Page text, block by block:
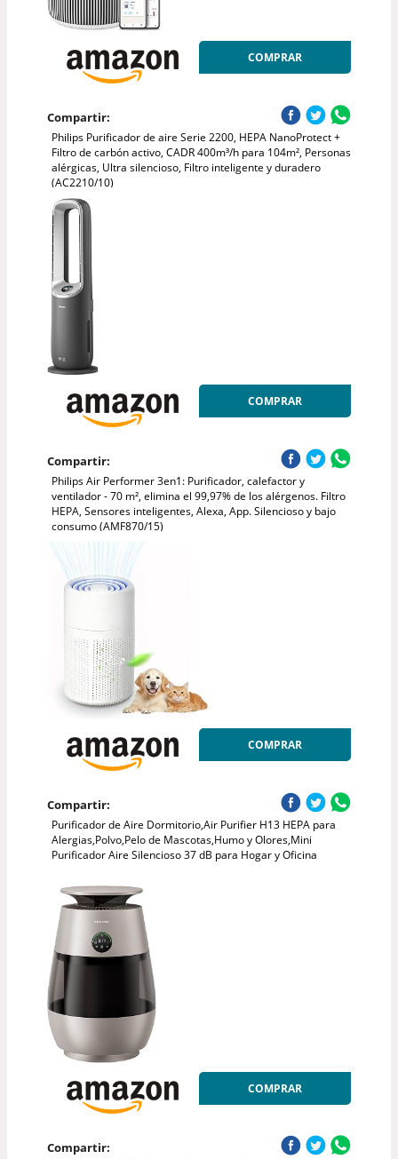
COMPRAR
Compartir:
Philips Purificador de aire Serie 2200, HEPA NanoProtect +
Filtro de carbón activo, CADR 400m³/h para 104m², Personas
alérgicas, Ultra silencioso, Filtro inteligente y duradero
(AC2210/10)
COMPRAR
Compartir:
Philips Air Performer 3en1: Purificador, calefactor y
ventilador - 70 m², elimina el 99,97% de los alérgenos. Filtro
HEPA, Sensores inteligentes, Alexa, App. Silencioso y bajo
consumo (AMF870/15)
COMPRAR
Compartir:
Purificador de Aire Dormitorio,Air Purifier H13 HEPA para
Alergias,Polvo,Pelo de Mascotas,Humo y Olores,Mini
Purificador Aire Silencioso 37 dB para Hogar y Oficina
COMPRAR
Compartir: